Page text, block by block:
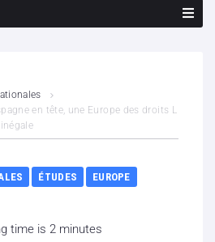
en tête, une Europe des droits L
ÉTUDES
EUROPE
time is 2 minutes